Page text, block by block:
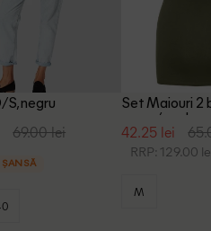
S, negru
69.00 lei
ȘANSĂ
Set Maiouri 2
negru/verde
42.25 lei
RRP: 129.00
M